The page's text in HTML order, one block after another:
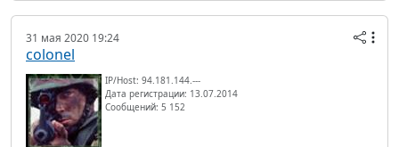
31 мая 2020 19:24
colonel
IP/Host: 94.181.144.---
Дата регистрации: 13.07.2014
Сообщений: 5 152